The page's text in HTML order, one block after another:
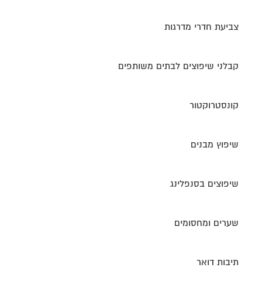
צביעת חדרי מדרגות
קבלני שיפוצים לבתים משותפים
קונסטרוקטור
שיפוץ מבנים
שיפוצים בסנפלינג
שערים ומחסומים
תיבות דואר